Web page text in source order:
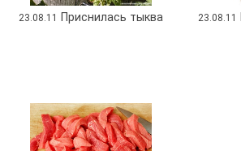
23.08.11 Приснилась тыква 23.08.11